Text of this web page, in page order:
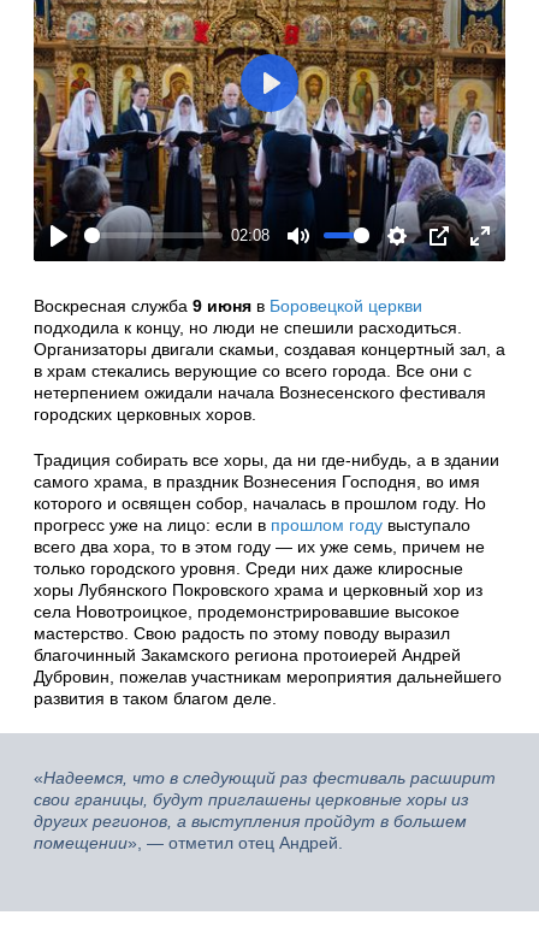
Play
02:08
Mute Settings
PIP
Enter
Play
Воскресная служба 9 июня в Боровецкой церкви
подходила к концу, но люди не спешили расходиться.
Организаторы двигали скамьи, создавая концертный зал, а
в храм стекались верующие со всего города. Все они с
нетерпением ожидали начала Вознесенского фестиваля
городских церковных хоров.
Традиция собирать все хоры, да ни где-нибудь, а в здании
самого храма, в праздник Вознесения Господня, во имя
которого и освящен собор, началась в прошлом году. Но
прогресс уже на лицо: если в прошлом году выступало
всего два хора, то в этом году — их уже семь, причем не
только городского уровня. Среди них даже клиросные
хоры Лубянского Покровского храма и церковный хор из
села Новотроицкое, продемонстрировавшие высокое
мастерство. Свою радость по этому поводу выразил
благочинный Закамского региона протоиерей Андрей
Дубровин, пожелав участникам мероприятия дальнейшего
развития в таком благом деле.
«Надеемся, что в следующий раз фестиваль расширит
свои границы, будут приглашены церковные хоры из
других регионов, а выступления пройдут в большем
помещении», — отметил отец Андрей.